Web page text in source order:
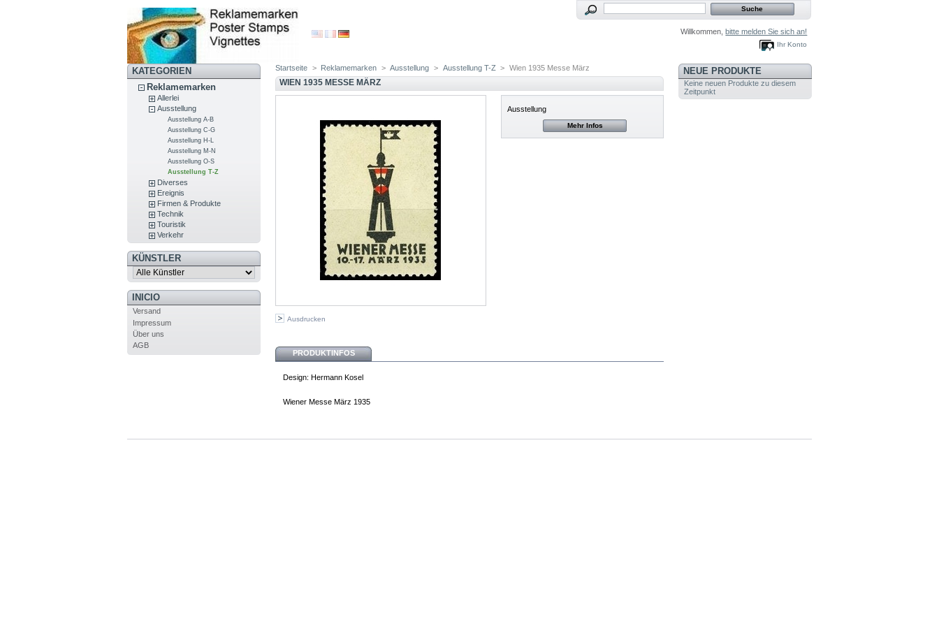
Willkommen,bitte melden Sie sich an!
Ihr Konto
KATEGORIEN
Reklamemarken
Allerlei
Ausstellung
Ausstellung A-B
Ausstellung C-G
Ausstellung H-L
Ausstellung M-N
Ausstellung O-S
Ausstellung T-Z
Diverses
Ereignis
Firmen & Produkte
Technik
Touristik
Verkehr
KÜNSTLER
INICIO
Versand
Impressum
Über uns
AGB
Startseite > Reklamemarken > Ausstellung > Ausstellung T-Z > Wien 1935 Messe März
WIEN 1935 MESSE MÄRZ
Ausdrucken
Ausstellung
Mehr Infos
PRODUKTINFOS
Design: Hermann Kosel
Wiener Messe März 1935
NEUE PRODUKTE
Keine neuen Produkte zu diesem
Zeitpunkt